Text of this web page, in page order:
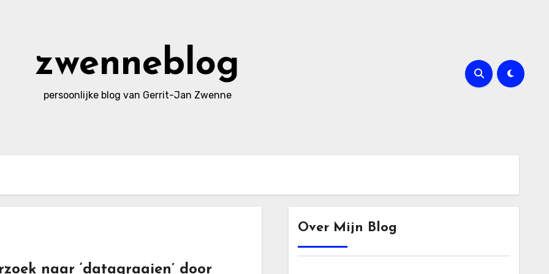
zwenneblog
persoonlijke blog van Gerrit-Jan Zwenne
naar ‘datagraaien’ door
Over Mijn Blog